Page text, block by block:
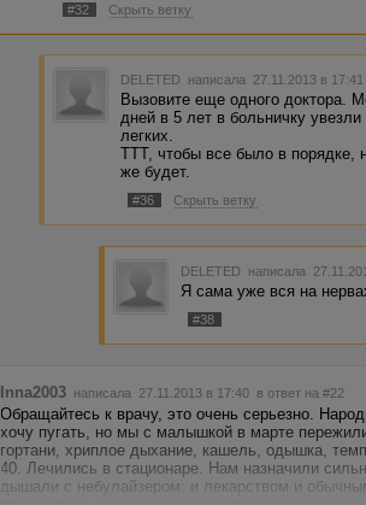
#32 Скрыть ветку
DELETED написала 27.11.2013 в
Вызовите еще одного доктора.
дней в 5 лет в больничку
легких.
ТТТ, чтобы все было в порядке,
же будет.
#36 Скрыть ветку
DELETED написала
Я сама уже вся на
#38
Inna2003 написала 27.11.2013 в 17:40 в ответ на #22
Обращайтесь к врачу, это очень серьезно.
хочу пугать, но мы с малышкой в марте
гортани, хриплое дыхание, кашель, одышка,
40. Лечились в стационаре. Нам назначили
дышали с небулайзером: и лекарством и